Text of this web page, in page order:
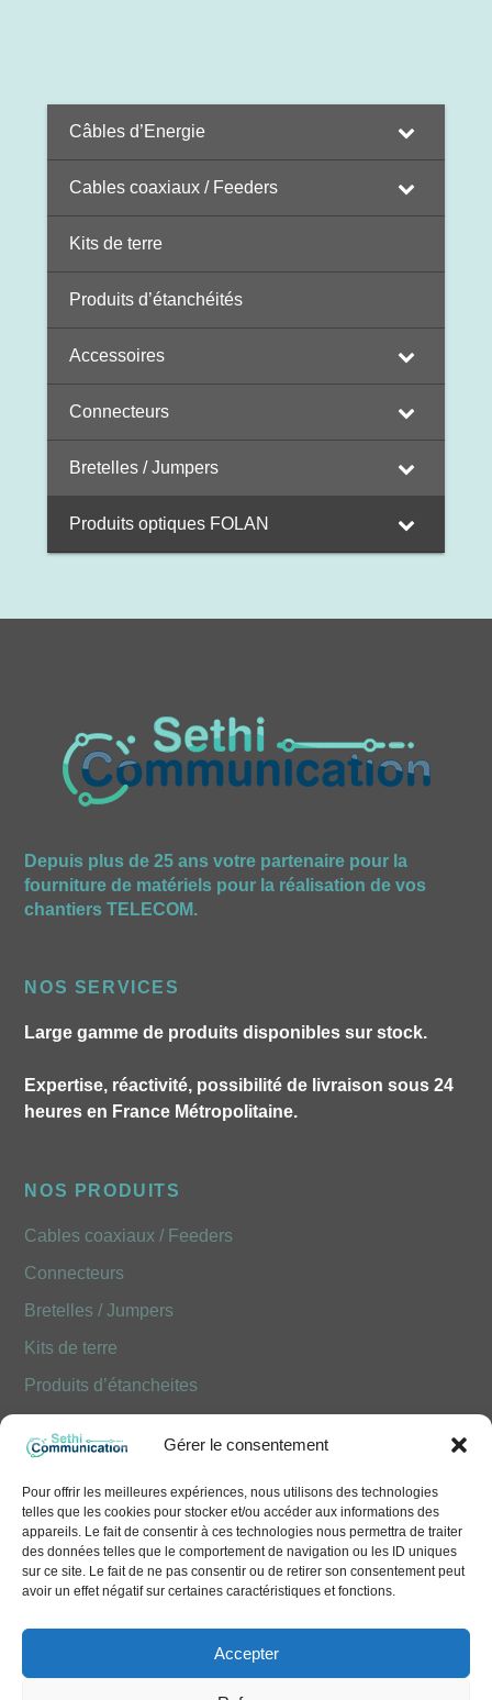
Gérer le consentement
Pour offrir les meilleures expériences, nous utilisons des technologies
telles que les cookies pour stocker et/ou accéder aux informations des
appareils. Le fait de consentir à ces technologies nous permettra de traiter
des données telles que le comportement de navigation ou les ID uniques
sur ce site. Le fait de ne pas consentir ou de retirer son consentement peut
avoir un effet négatif sur certaines caractéristiques et fonctions.
Accepter
Câbles d’Energie
Cables coaxiaux / Feeders
Kits de terre
Produits d’étanchéités
Accessoires
Connecteurs
Bretelles / Jumpers
Produits optiques FOLAN
Depuis plus de 25 ans votre partenaire pour la
fourniture de matériels pour la réalisation de vos
chantiers TELECOM.
NOS SERVICES
Large gamme de produits disponibles sur stock.
Expertise, réactivité, possibilité de livraison sous 24
heures en France Métropolitaine.
NOS PRODUITS
Cables coaxiaux / Feeders
Connecteurs
Bretelles / Jumpers
Kits de terre
Produits d’étancheites
10 Avenue Émile Aillaud - 91350 Grigny
+33 (0)1 41 83 68 50
contact@sethi-communication.com